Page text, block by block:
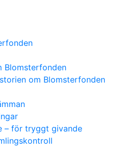
Blomsterfonden
om Blomsterfonden
– för tryggt givande